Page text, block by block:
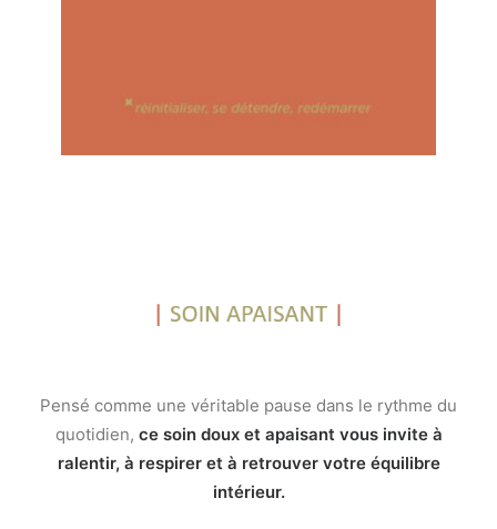
Pensé comme une véritable pause dans le rythme du
quotidien, ce soin doux et apaisant vous invite à
ralentir, à respirer et à retrouver votre équilibre
intérieur.